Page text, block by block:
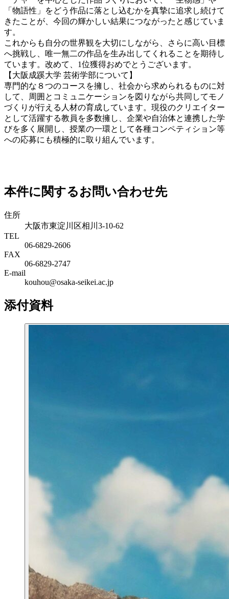
「物語性」をどう作品に落とし込むかを真摯に追求し続けて
きたことが、今回の輝かしい結果につながったと感じていま
す。
これからも自分の世界観を大切にしながら、さらに高い目標
へ挑戦し、唯一無二の作品を生み出してくれることを期待し
ています。改めて、1位獲得おめでとうございます。
【大阪成蹊大学 芸術学部について】
専門的な８つのコースを擁し、社会から求められるものに対
して、周囲とコミュニケーションを図りながら共同してモノ
づくりが行える人材の育成しています。現役のクリエイター
として活躍する教員を多数擁し、企業や自治体と連携した学
びを多く展開し、授業の一環として各種コンペティション等
への応募にも積極的に取り組んでいます。
本件に関するお問い合わせ先
住所
大阪市東淀川区相川3-10-62
TEL
06-6829-2606
FAX
06-6829-2747
E-mail
kouhou@osaka-seikei.ac.jp
添付資料